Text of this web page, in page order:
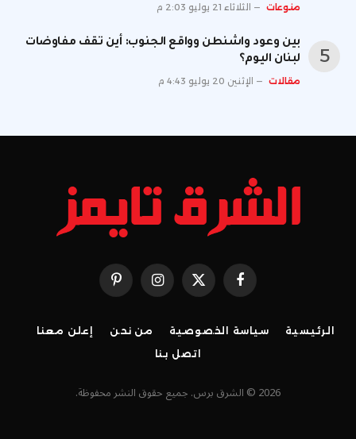
منوعات الثلاثاء 21 يوليو 2:03 م
بين وعود واشنطن وواقع الجنوب: أين تقف مفاوضات
لبنان اليوم؟
مقالات الإثنين 20 يوليو 4:43 م
فيسبوك X
(Twitter)
الانستغرامبينتيريست
الرئيسية سياسة الخصوصية من نحن
إعلن معنا
اتصل بنا
2026 © الشرق برس. جميع حقوق النشر محفوظة.